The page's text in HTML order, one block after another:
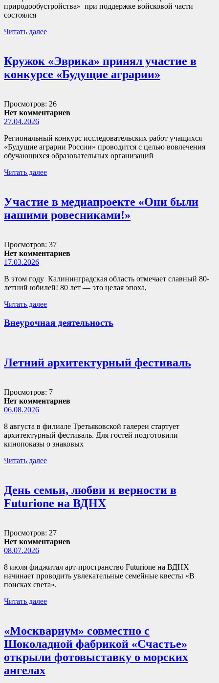
природообустройства» при поддержке войсковой части
состоялся
Читать далее
Кружок «Эврика» принял участие в
конкурсе «Будущие аграрии»
Просмотров: 26
Нет комментариев
27.04.2026
Региональный конкурс исследовательских работ учащихся
«Будущие аграрии России» проводится с целью вовлечения
обучающихся образовательных организаций
Читать далее
Участие в медиапроекте «Они были
нашими ровесниками!»
Просмотров: 37
Нет комментариев
17.03.2026
В этом году Калининградская область отмечает славный 80-
летний юбилей! 80 лет — это целая эпоха,
Читать далее
Внеурочная деятельность
Летний архитектурный фестиваль
Просмотров: 7
Нет комментариев
06.08.2026
8 августа в филиале Третьяковской галереи стартует
архитектурный фестиваль. Для гостей подготовили
кинопоказы о знаковых
Читать далее
День семьи, любви и верности в
Futurione на ВДНХ
Просмотров: 27
Нет комментариев
08.07.2026
8 июля фиджитал арт-пространство Futurione на ВДНХ
начинает проводить увлекательные семейные квесты «В
поисках света».
Читать далее
«Москвариум» совместно с
Шоколадной фабрикой «Счастье»
открыли фотовыставку о морских
ангелах